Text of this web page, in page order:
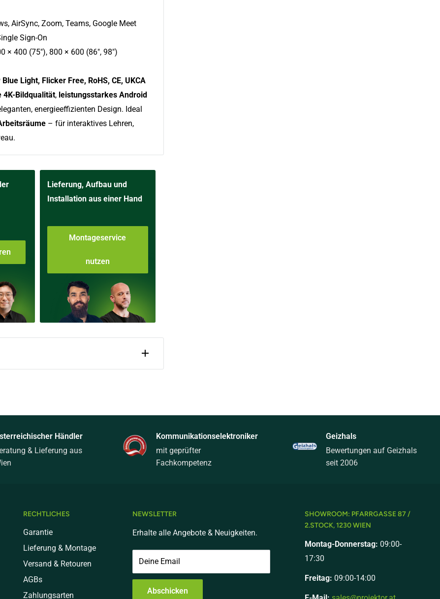
AirSync, Zoom, Teams, Google Meet
Sign-On
× 400 (75"), 800 × 600 (86", 98")
Light, Flicker Free, RoHS, CE, UKCA
4K-Bildqualität, leistungsstarkes Android
energieeffizienten Design. Ideal
– für interaktives Lehren,
Lieferung, Aufbau und
Installation aus einer Hand
Montageservice
nutzen
Händler
& Lieferung aus
Kommunikationselektroniker
mit geprüfter
Fachkompetenz
Geizhals
Bewertungen auf Geizhals
seit 2006
RECHTLICHES
Garantie
Lieferung & Montage
Versand & Retouren
AGBs
Zahlungsarten
NEWSLETTER
Erhalte alle Angebote & Neuigkeiten.
Deine Email
Abschicken
SHOWROOM: PFARRGASSE 87 /
2.STOCK, 1230 WIEN
Montag-Donnerstag: 09:00-
17:30
Freitag: 09:00-14:00